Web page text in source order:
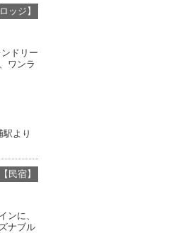
ロッジ】
ドリー
ワンラ
より
【民宿】
に、
ナブル